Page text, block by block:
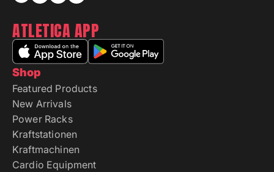
Shop
Featured Products
New Arrivals
Power Racks
Kraftstationen
Kraftmachinen
Cardio Equipment
ATLETICA APP